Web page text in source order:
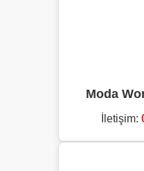
Moda
İletişim: